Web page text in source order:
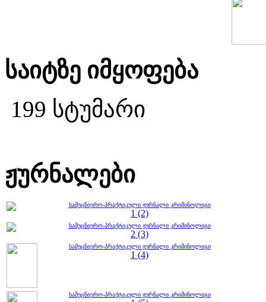
საიტზე იმყოფება
199 სტუმარი
ჟურნალები
სამეცნიერო-პრაქტიკული ჟურნალი კრიმინოლიგი
1 (2)
სამეცნიერო-პრაქტიკული ჟურნალი კრიმინოლიგი
2 (3)
სამეცნიერო-პრაქტიკული ჟურნალი კრიმინოლიგი
1 (4)
სამეცნიერო-პრაქტიკული ჟურნალი კრიმინოლიგი